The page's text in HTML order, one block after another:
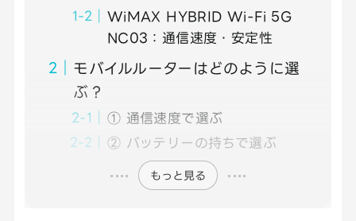
WiMAX HYBRID Wi-Fi 5G
NC03：通信速度・安定性
モバイルルーターはどのように選
ぶ？
① 通信速度で選ぶ
② バッテリーの持ちで選ぶ
もっと見る